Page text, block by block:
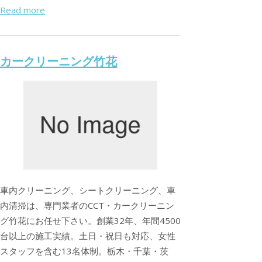
Read more
カークリーニング竹花
車内クリーニング、シートクリーニング、車
内清掃は、専門業者のCCT・カークリーニン
グ竹花にお任せ下さい。創業32年、年間4500
台以上の施工実績。土日・祝日も対応、女性
スタッフを含む13名体制。栃木・千葉・茨